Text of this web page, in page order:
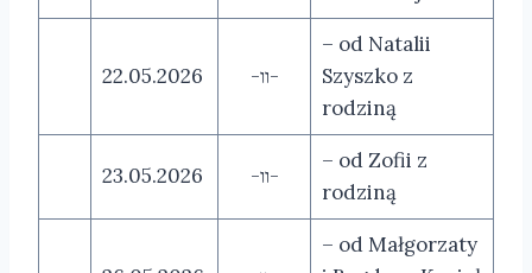
22.05.2026 -װ-
– od Natalii
Szyszko z
rodziną
23.05.2026 -װ-
– od Zofii z
rodziną
– od Małgorzaty